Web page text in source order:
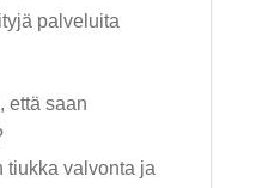
palveluita
että saan
tiukka valvonta ja